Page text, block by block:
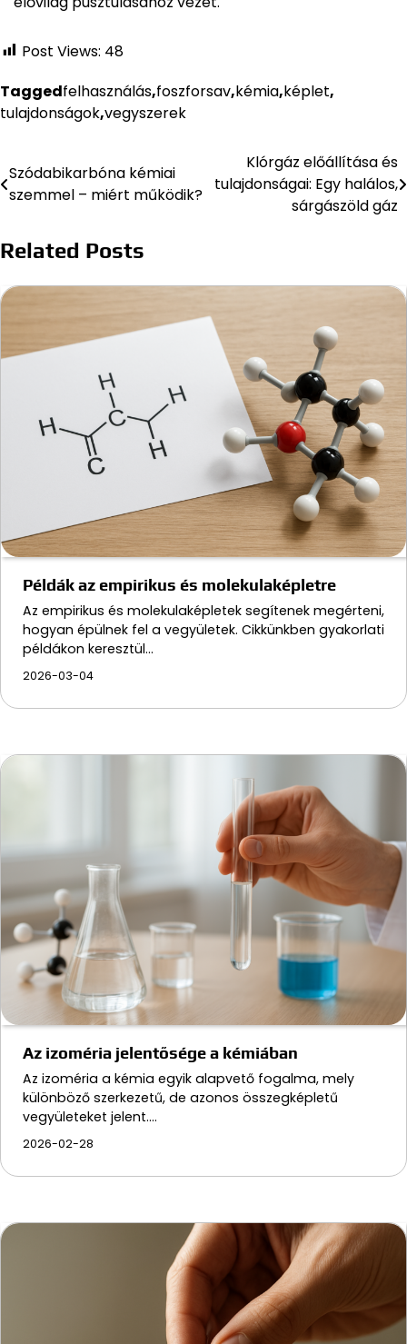
Post Views: 48
Taggedfelhasználás,foszforsav,kémia,képlet,
tulajdonságok,vegyszerek
Bejegyzés
navigáció
Szódabikarbóna kémiai
szemmel – miért működik?
Klórgáz előállítása és
tulajdonságai: Egy halálos,
sárgászöld gáz
Related Posts
Példák az empirikus és molekulaképletre
Az empirikus és molekulaképletek segítenek megérteni,
hogyan épülnek fel a vegyületek. Cikkünkben gyakorlati
példákon keresztül…
2026-03-04
Az izoméria jelentősége a kémiában
Az izoméria a kémia egyik alapvető fogalma, mely
különböző szerkezetű, de azonos összegképletű
vegyületeket jelent.…
2026-02-28